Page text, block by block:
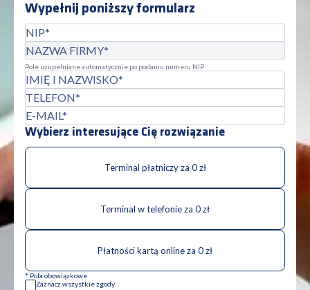
Wypełnij poniższy formularz
NIP
Nazwa firmy
Pole uzupełniane automatycznie po podaniu numeru NIP
Imię i nazwisko
Telefon
E-mail
Wybierz interesujące Cię rozwiązanie
Terminal płatniczy za 0 zł
Terminal w telefonie za 0 zł
Płatności kartą online za 0 zł
* Pola obowiązkowe
Zaznacz wszystkie zgody